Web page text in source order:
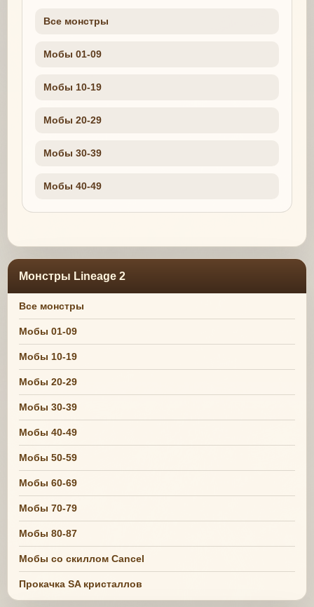
Все монстры
Мобы 01-09
Мобы 10-19
Мобы 20-29
Мобы 30-39
Мобы 40-49
Монстры Lineage 2
Все монстры
Мобы 01-09
Мобы 10-19
Мобы 20-29
Мобы 30-39
Мобы 40-49
Мобы 50-59
Мобы 60-69
Мобы 70-79
Мобы 80-87
Мобы со скиллом Cancel
Прокачка SA кристаллов